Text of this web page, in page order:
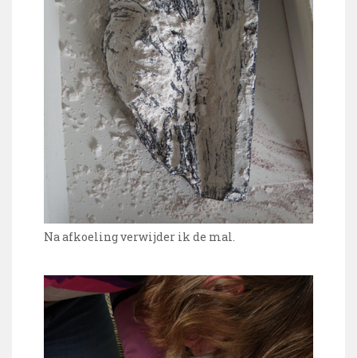
Na afkoeling verwijder ik de mal.